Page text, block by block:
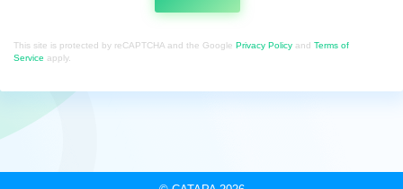
This site is protected by reCAPTCHA and the Google Privacy Policy and Terms of
Service apply.